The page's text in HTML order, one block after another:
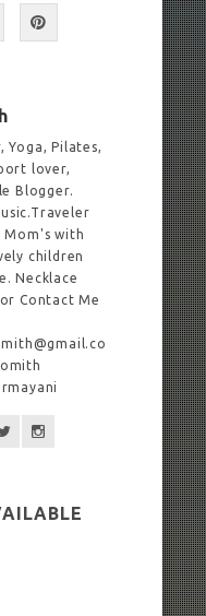
Yoga, Pilates,
lover,
Blogger.
Mom's with
children
Necklace
Contact Me